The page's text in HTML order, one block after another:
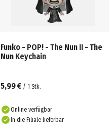
Funko - POP! - The Nun II - The
Nun Keychain
5,99 € / 1 Stk.
Online verfügbar
In die Filiale lieferbar